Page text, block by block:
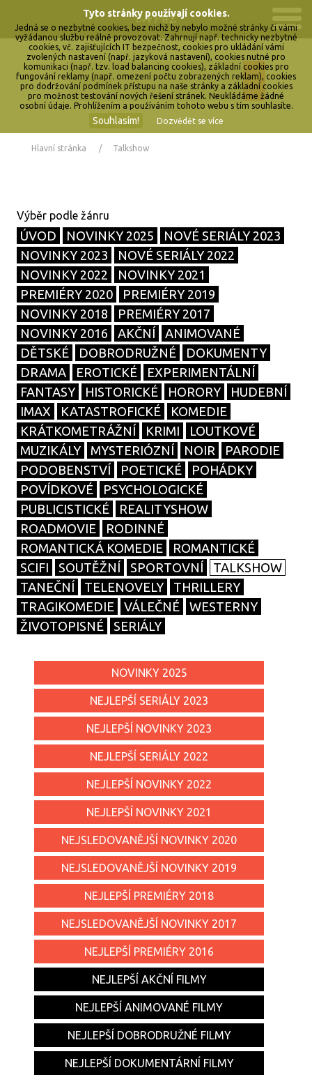
Hlavní stránka Talkshow
ÚVOD NOVINKY 2025
NOVÉ SERIÁLY 2023
NOVINKY 2023
NOVÉ SERIÁLY 2022
NOVINKY 2022
NOVINKY 2021
PREMIÉRY 2020
PREMIÉRY 2019
NOVINKY 2018
PREMIÉRY 2017
NOVINKY 2016
AKČNÍ
ANIMOVANÉ
DĚTSKÉ
DOBRODRUŽNÉ
DOKUMENTY
DRAMA
EROTICKÉ
EXPERIMENTÁLNÍ
FANTASY
HISTORICKÉ HORORY
HUDEBNÍ
IMAX
KATASTROFICKÉ
KOMEDIE
KRÁTKOMETRÁŽNÍ
KRIMI
LOUTKOVÉ
MUZIKÁLY
MYSTERIÓZNÍ NOIR
PARODIE
PODOBENSTVÍ
POETICKÉ
POHÁDKY
POVÍDKOVÉ
PSYCHOLOGICKÉ
PUBLICISTICKÉ
REALITYSHOW
ROADMOVIE
RODINNÉ
ROMANTICKÁ KOMEDIE
ROMANTICKÉ
SCIFI
SOUTĚŽNÍ SPORTOVNÍ
TALKSHOW
TANEČNÍ
TELENOVELY
THRILLERY
TRAGIKOMEDIE
VÁLEČNÉ
WESTERNY
ŽIVOTOPISNÉ
SERIÁLY
NOVINKY 2025
NEJLEPŠÍ SERIÁLY 2023
NEJLEPŠÍ NOVINKY 2023
NEJLEPŠÍ SERIÁLY 2022
NEJLEPŠÍ NOVINKY 2022
NEJLEPŠÍ NOVINKY 2021
NEJSLEDOVANĚJŠÍ NOVINKY 2020
NEJSLEDOVANĚJŠÍ NOVINKY 2019
NEJLEPŠÍ PREMIÉRY 2018
NEJSLEDOVANĚJŠÍ NOVINKY 2017
NEJLEPŠÍ PREMIÉRY 2016
NEJLEPŠÍ AKČNÍ FILMY
NEJLEPŠÍ ANIMOVANÉ FILMY
NEJLEPŠÍ DOBRODRUŽNÉ FILMY
NEJLEPŠÍ DOKUMENTÁRNÍ FILMY
Tyto stránky používají cookies.
Jedná se o nezbytné cookies, bez nichž by nebylo možné stránky či vámi
vyžádanou službu reálně provozovat. Zahrnují např. technicky nezbytné
cookies, vč. zajišťujících IT bezpečnost, cookies pro ukládání vámi
zvolených nastavení (např. jazyková nastavení), cookies nutné pro
komunikaci (např. tzv. load balancing cookies), základní cookies pro
fungování reklamy (např. omezení počtu zobrazených reklam), cookies
pro dodržování podmínek přístupu na naše stránky a základní cookies
pro možnost testování nových řešení stránek. Neukládáme žádné
osobní údaje. Prohlížením a používáním tohoto webu s tím souhlasíte.
Souhlasím! Dozvědět se více